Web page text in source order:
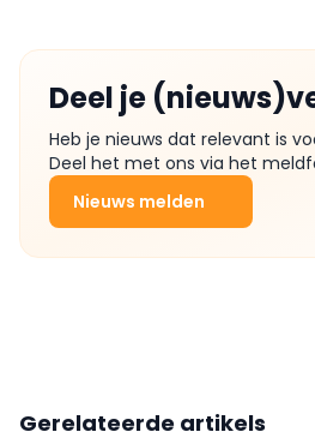
Deel je
Heb je nieuws dat relevant is
Deel het met ons via het
Nieuws melden
Gerelateerde artikels